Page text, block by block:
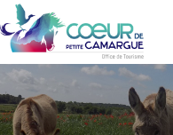
Aller
au
contenu
principal